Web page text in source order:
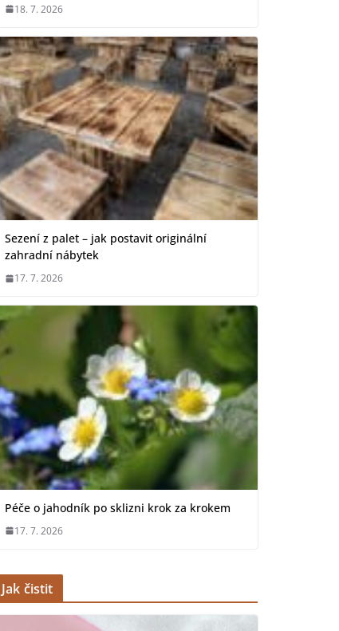
18. 7. 2026
Sezení z palet – jak postavit originální
zahradní nábytek
17. 7. 2026
Péče o jahodník po sklizni krok za krokem
17. 7. 2026
Jak čistit